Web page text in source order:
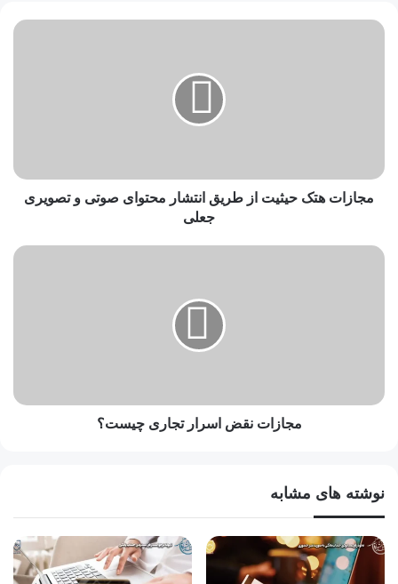
مجازات هتک حیثیت از طریق انتشار محتوای صوتی و تصویری
جعلی
مجازات نقض اسرار تجاری چیست؟
نوشته های مشابه